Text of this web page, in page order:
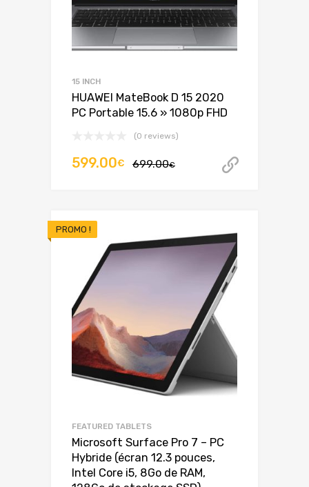
15 INCH
HUAWEI MateBook D 15 2020
PC Portable 15.6 » 1080p FHD
(0 reviews)
699.00€Le
699.00€.
599.00€
Le
599.00€.
PROMO !
FEATURED TABLETS
Microsoft Surface Pro 7 – PC
Hybride (écran 12.3 pouces,
Intel Core i5, 8Go de RAM,